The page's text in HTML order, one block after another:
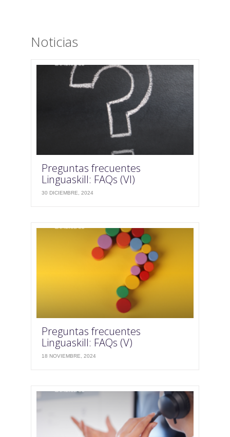
Noticias
Preguntas frecuentes
Linguaskill: FAQs (VI)
30 DICIEMBRE, 2024
Preguntas frecuentes
Linguaskill: FAQs (V)
18 NOVIEMBRE, 2024